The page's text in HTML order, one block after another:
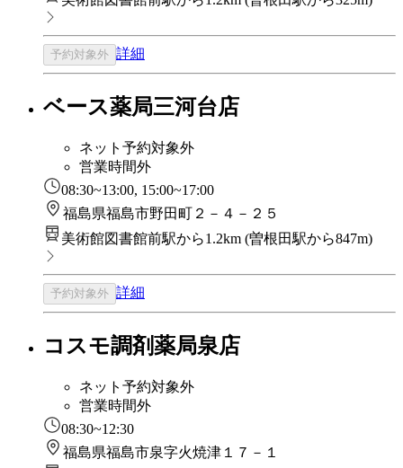
予約対象外 詳細
ベース薬局三河台店
ネット予約対象外
営業時間外
08:30~13:00, 15:00~17:00
福島県福島市野田町２－４－２５
美術館図書館前駅から1.2km (曽根田駅から847m)
予約対象外 詳細
コスモ調剤薬局泉店
ネット予約対象外
営業時間外
08:30~12:30
福島県福島市泉字火焼津１７－１